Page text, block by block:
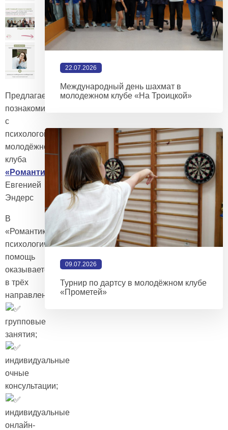
Предлагаем
познакомиться
с
психологом
молодёжного
клуба
«Романтики»
Евгенией
Эндерс
В
«Романтиках»
психологическая
помощь
оказывается
в трёх
направлениях:
групповые
занятия;
индивидуальные
очные
консультации;
индивидуальные
онлайн-
22.07.2026
Международный день шахмат в
молодежном клубе «На Троицкой»
09.07.2026
Турнир по дартсу в молодёжном клубе
«Прометей»